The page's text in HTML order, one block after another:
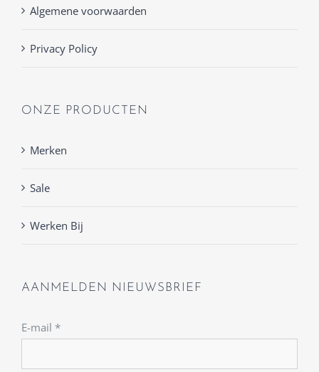
Algemene voorwaarden
Privacy Policy
ONZE PRODUCTEN
Merken
Sale
Werken Bij
AANMELDEN NIEUWSBRIEF
E-mail *